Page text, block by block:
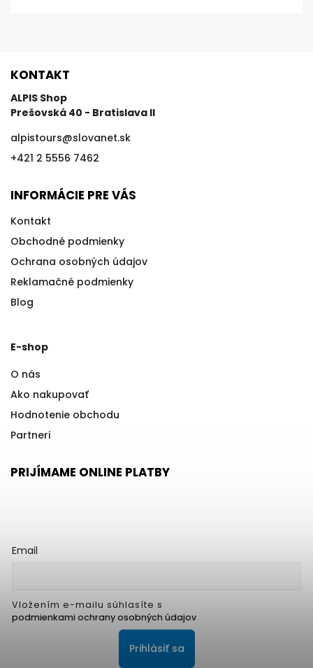
KONTAKT
ALPIS Shop
Prešovská 40 - Bratislava II
alpistours@slovanet.sk
+421 2 5556 7462
INFORMÁCIE PRE VÁS
Kontakt
Obchodné podmienky
Ochrana osobných údajov
Reklamačné podmienky
Blog
E-shop
O nás
Ako nakupovať
Hodnotenie obchodu
Partneri
PRIJÍMAME ONLINE PLATBY
Email
Vložením e-mailu súhlasíte s
podmienkami ochrany osobných údajov
Prihlásiť sa